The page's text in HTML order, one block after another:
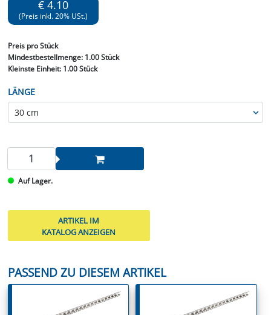
€ 4.10
(Preis inkl. 20% USt.)
Preis pro Stück
Mindestbestellmenge: 1.00 Stück
Kleinste Einheit:1.00 Stück
LÄNGE
Auf Lager.
ARTIKEL IM
KATALOG ANZEIGEN
PASSEND ZU DIESEM ARTIKEL